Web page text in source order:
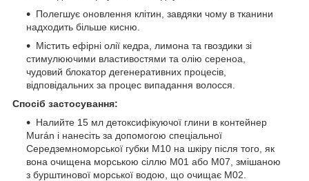
Полегшує оновлення клітин, завдяки чому в тканини
надходить більше кисню.
Містить ефірні олії кедра, лимона та гвоздики зі
стимулюючими властивостями та олію сереноа,
чудовий блокатор дегенеративних процесів,
відповідальних за процес випадання волосся.
Спосіб застосування:
Налийте 15 мл детоксифікуючої глини в контейнер
Murán і нанесіть за допомогою спеціальної
Середземноморської губки M10 на шкіру після того, як
вона очищена морською сіллю M01 або M07, змішаною
з бурштинової морської водою, що очищає M02.